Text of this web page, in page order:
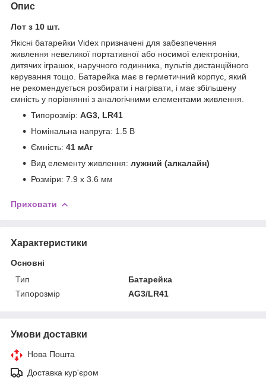
Опис
Лот з 10 шт.
Якісні батарейки Videx призначені для забезпечення
живлення невеликої портативної або носимої електроніки,
дитячих іграшок, наручного годинника, пультів дистанційного
керування тощо. Батарейка має в герметичний корпус, який
не рекомендується розбирати і нагрівати, і має збільшену
ємність у порівнянні з аналогічними елементами живлення.
Типорозмір: AG3, LR41
Номінальна напруга: 1.5 В
Ємність: 41 мАг
Вид елементу живлення: лужний (алкалайн)
Розміри: 7.9 x 3.6 мм
Приховати
Характеристики
Основні
Тип
Батарейка
Типорозмір
AG3/LR41
Умови доставки
Нова Пошта
Доставка кур'єром